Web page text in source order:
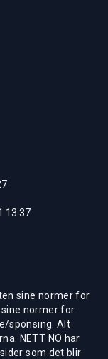
13 37
sine normer for
normer for
sponsing. Alt
NETT NO har
som det blir